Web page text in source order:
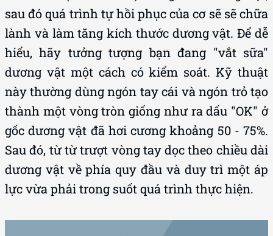
sau đó quá trình tự hồi phục của cơ sẽ sẽ chữa
lành và làm tăng kích thước dương vật. Để dễ
hiểu, hãy tưởng tượng bạn đang "vắt sữa"
dương vật một cách có kiểm soát. Kỹ thuật
này thường dùng ngón tay cái và ngón trỏ tạo
thành một vòng tròn giống như ra dấu "OK" ở
gốc dương vật đã hơi cương khoảng 50 - 75%.
Sau đó, từ từ trượt vòng tay dọc theo chiều dài
dương vật về phía quy đầu và duy trì một áp
lực vừa phải trong suốt quá trình thực hiện.